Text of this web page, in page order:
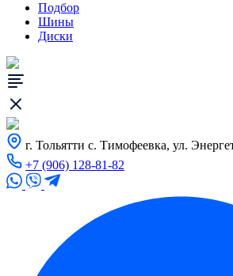
Подбор
Шины
Диски
г. Тольятти с. Тимофеевка, ул.
+7 (906) 128-81-82